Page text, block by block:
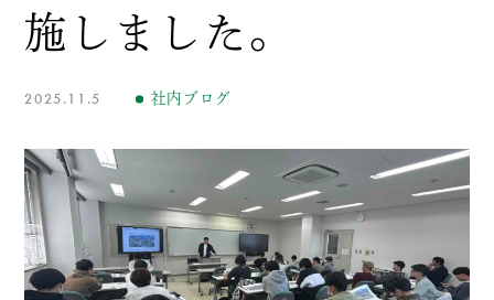
施しました。
2025.11.5 社内ブログ